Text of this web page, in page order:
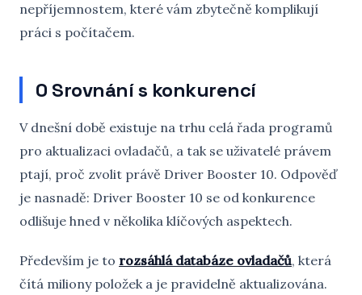
nepříjemnostem, které vám zbytečně komplikují
práci s počítačem.
0 Srovnání s konkurencí
V dnešní době existuje na trhu celá řada programů
pro aktualizaci ovladačů, a tak se uživatelé právem
ptají, proč zvolit právě Driver Booster 10. Odpověď
je nasnadě: Driver Booster 10 se od konkurence
odlišuje hned v několika klíčových aspektech.
Především je to rozsáhlá databáze ovladačů, která
čítá miliony položek a je pravidelně aktualizována.